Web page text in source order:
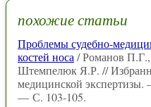
похожие статьи
Проблемы судебно-
костей носа / Романов
Штемпелюк Я.Р. //
медицинской
— С. 103-105.